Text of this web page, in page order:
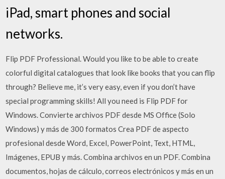
iPad, smart phones and social
networks.
Flip PDF Professional. Would you like to be able to create
colorful digital catalogues that look like books that you can flip
through? Believe me, it’s very easy, even if you don’t have
special programming skills! All you need is Flip PDF for
Windows. Convierte archivos PDF desde MS Office (Solo
Windows) y más de 300 formatos Crea PDF de aspecto
profesional desde Word, Excel, PowerPoint, Text, HTML,
Imágenes, EPUB y más. Combina archivos en un PDF. Combina
documentos, hojas de cálculo, correos electrónicos y más en un